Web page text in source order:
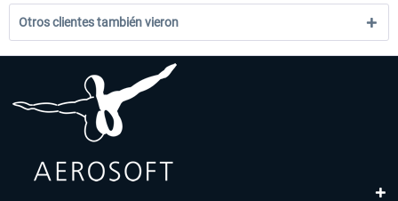
Otros clientes también vieron